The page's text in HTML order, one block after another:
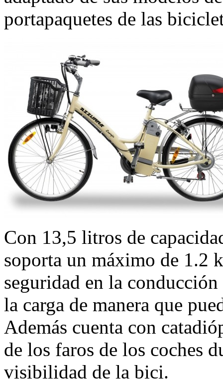
portapaquetes de las
Con 13,5 litros de
soporta un máximo de 1.2
seguridad en la
la carga de manera que
Además cuenta con
de los faros de los coches
visibilidad de la bici.